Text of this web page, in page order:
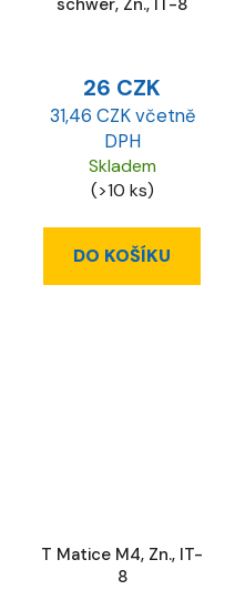
26 CZK
31,46 CZK včetně
DPH
Skladem
(>10 ks)
DO KOŠÍKU
T Matice M4, Zn., IT-
8